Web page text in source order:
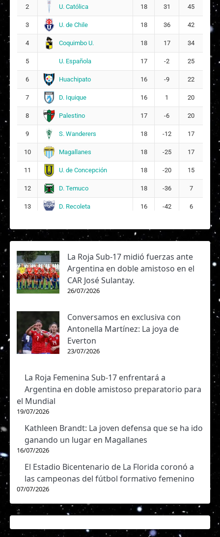
Antonella Mayline Sola Collao
P Paz Victoria Arredondo Fuentes
16 C Canela Jazmín Collao Anacona
D Danahe Belén Rivera Carvajal
2 U. Católica 18 31 45
3 U. de Chile 18 36 42
4 Coquimbo U. 18 17 34
5 U. Española 17 -2 25
6 Huachipato 16 -9 22
7 D. Iquique 16 1 20
8 Palestino 17 -6 20
9 S. Wanderers 18 -12 17
10 Magallanes 18 -25 17
11 U. de Concepción 18 -20 15
12 D. Temuco 18 -36 7
13 D. Recoleta 16 -42 6
La Roja Sub-17 midió fuerzas ante
Argentina en doble amistoso en el
CAR José Sulantay.
26/07/2026
Conversamos en exclusiva con
Antonella Martínez: La joya de
Everton
23/07/2026
La Roja Femenina Sub-17 enfrentará a
Argentina en doble amistoso preparatorio para
el Mundial
19/07/2026
Kathleen Brandt: La joven defensa que se ha ido
ganando un lugar en Magallanes
16/07/2026
El Estadio Bicentenario de La Florida coronó a
las campeonas del fútbol formativo femenino
07/07/2026